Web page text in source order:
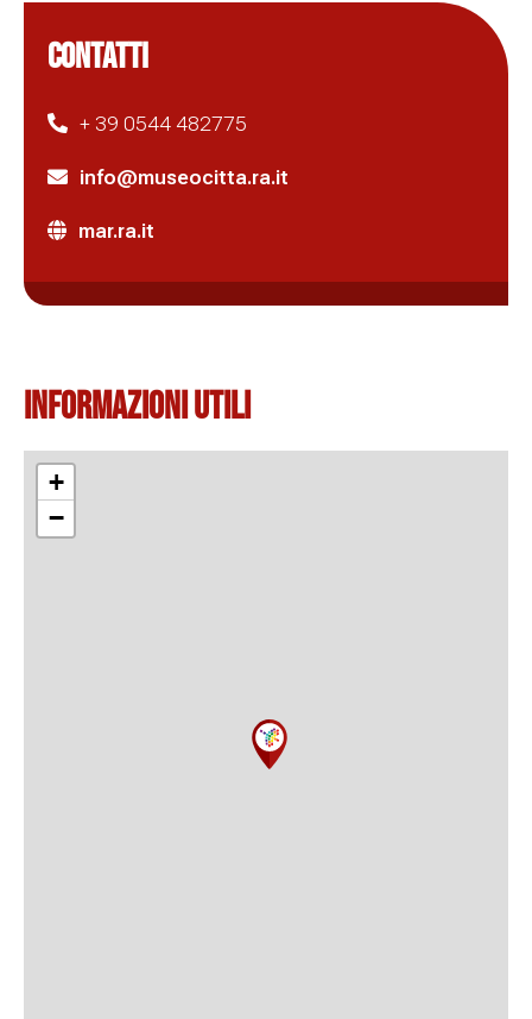
CONTATTI
+ 39 0544 482775
info@museocitta.ra.it
mar.ra.it
Informazioni Utili
+
−